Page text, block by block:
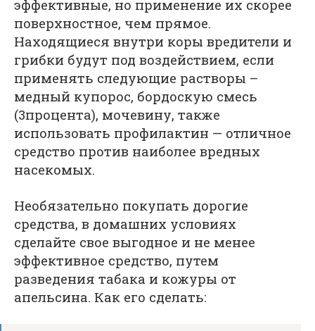
эффективные, но применение их скорее
поверхностное, чем прямое.
Находящиеся внутри коры вредители и
грибки будут под воздействием, если
применять следующие растворы –
медный купорос, бордоскую смесь
(3процента), мочевину, также
использовать профилактин — отличное
средство против наиболее вредных
насекомых.
Необязательно покупать дорогие
средства, в домашних условиях
сделайте свое выгодное и не менее
эффективное средство, путем
разведения табака и кожуры от
апельсина. Как его сделать: